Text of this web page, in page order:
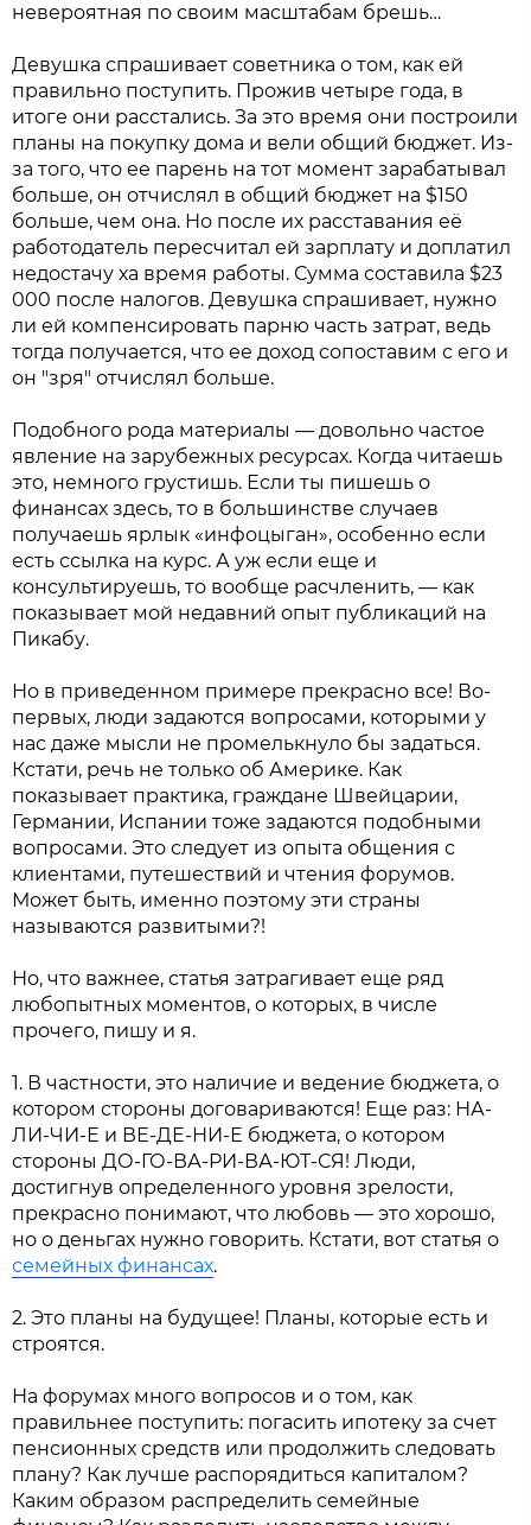
невероятная по своим масштабам брешь…
Девушка спрашивает советника о том, как ей
правильно поступить. Прожив четыре года, в
итоге они расстались. За это время они построили
планы на покупку дома и вели общий бюджет. Из-
за того, что ее парень на тот момент зарабатывал
больше, он отчислял в общий бюджет на $150
больше, чем она. Но после их расставания её
работодатель пересчитал ей зарплату и доплатил
недостачу ха время работы. Сумма составила $23
000 после налогов. Девушка спрашивает, нужно
ли ей компенсировать парню часть затрат, ведь
тогда получается, что ее доход сопоставим с его и
он "зря" отчислял больше.
Подобного рода материалы — довольно частое
явление на зарубежных ресурсах. Когда читаешь
это, немного грустишь. Если ты пишешь о
финансах здесь, то в большинстве случаев
получаешь ярлык «инфоцыган», особенно если
есть ссылка на курс. А уж если еще и
консультируешь, то вообще расчленить, — как
показывает мой недавний опыт публикаций на
Пикабу.
Но в приведенном примере прекрасно все! Во-
первых, люди задаются вопросами, которыми у
нас даже мысли не промелькнуло бы задаться.
Кстати, речь не только об Америке. Как
показывает практика, граждане Швейцарии,
Германии, Испании тоже задаются подобными
вопросами. Это следует из опыта общения с
клиентами, путешествий и чтения форумов.
Может быть, именно поэтому эти страны
называются развитыми?!
Но, что важнее, статья затрагивает еще ряд
любопытных моментов, о которых, в числе
прочего, пишу и я.
1. В частности, это наличие и ведение бюджета, о
котором стороны договариваются! Еще раз: НА-
ЛИ-ЧИ-Е и ВЕ-ДЕ-НИ-Е бюджета, о котором
стороны ДО-ГО-ВА-РИ-ВА-ЮТ-СЯ! Люди,
достигнув определенного уровня зрелости,
прекрасно понимают, что любовь — это хорошо,
но о деньгах нужно говорить. Кстати, вот статья о
семейных финансах.
2. Это планы на будущее! Планы, которые есть и
строятся.
На форумах много вопросов и о том, как
правильнее поступить: погасить ипотеку за счет
пенсионных средств или продолжить следовать
плану? Как лучше распорядиться капиталом?
Каким образом распределить семейные